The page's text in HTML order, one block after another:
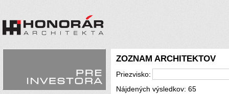
ZOZNAM ARCHITEKTOV
Priezvisko:
Nájdených výsledkov: 65